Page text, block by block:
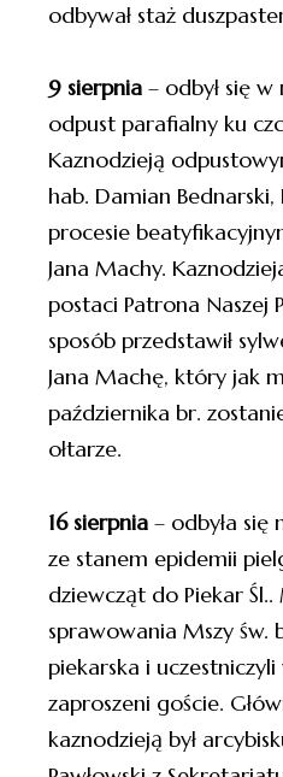
odbywał staż
9 sierpnia – odbył się
odpust parafialny ku
Kaznodzieją
hab. Damian
procesie
Jana Machy.
postaci Patrona Naszej
sposób przedstawił
Jana Machę, który jak
października br.
ołtarze.
16 sierpnia – odbyła się
ze stanem epidemii
dziewcząt do Piekar Śl..
sprawowania Mszy św.
piekarska i
zaproszeni goście.
kaznodzieją był